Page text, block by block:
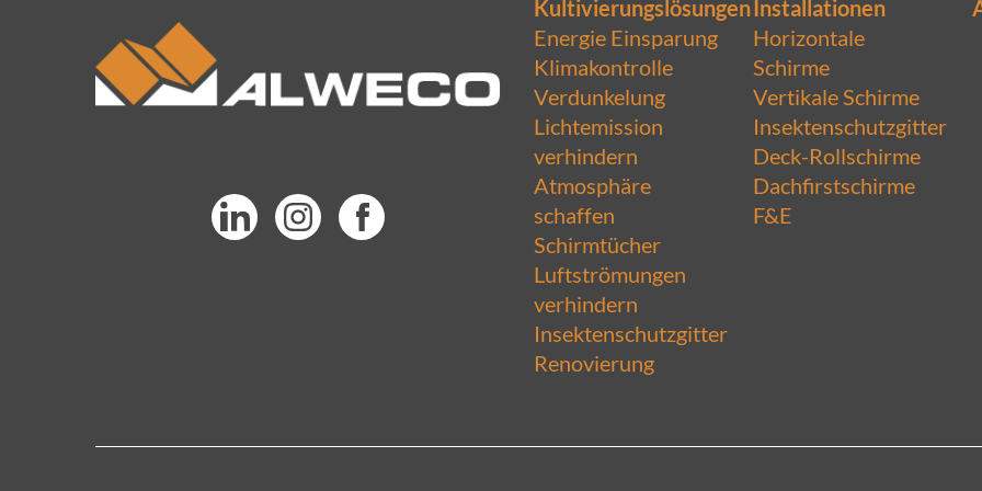
Kultivierungslösungen
Energie Einsparung
Klimakontrolle
Verdunkelung
Lichtemission
verhindern
Atmosphäre
schaffen
Schirmtücher
Luftströmungen
verhindern
Insektenschutzgitter
Renovierung
Installationen
Horizontale
Schirme
Vertikale Schirme
Insektenschutzgitter
Deck-Rollschirme
Dachfirstschirme
F&E